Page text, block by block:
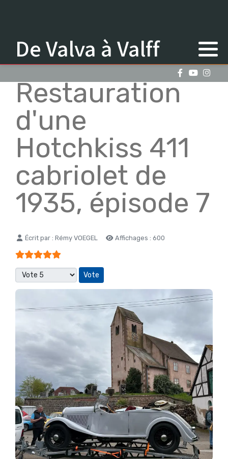
De Valva à Valff
Restauration
d'une
Hotchkiss 411
cabriolet de
1935, épisode 7
Détails
Écrit par : Rémy VOEGEL Affichages : 600
Vote utilisateur:
Veuillez voter